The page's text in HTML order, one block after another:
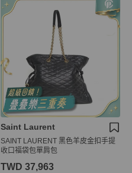
Saint Laurent
SAINT LAURENT 黑色羊皮金扣手提
收口福袋包單肩包
TWD 37,963